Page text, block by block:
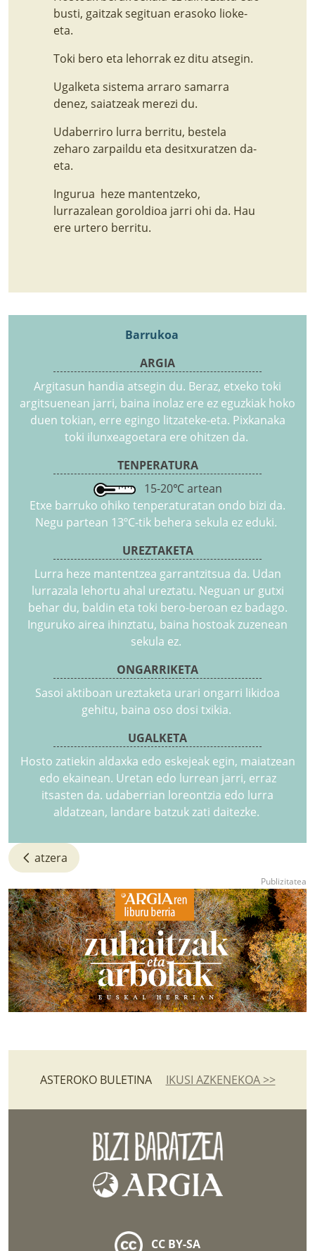
busti, gaitzak segituan erasoko lioke-
eta.
Toki bero eta lehorrak ez ditu atsegin.
Ugalketa sistema arraro samarra
denez, saiatzeak merezi du.
Udaberriro lurra berritu, bestela
zeharo zarpaildu eta desitxuratzen da-
eta.
Ingurua heze mantentzeko,
lurrazalean goroldioa jarri ohi da. Hau
ere urtero berritu.
Barrukoa
ARGIA
Argitasun handia atsegin du. Beraz, etxeko toki
argitsuenean jarri, baina inolaz ere ez eguzkiak hoko
duen tokian, erre egingo litzateke-eta. Pixkanaka
toki ilunxeagoetara ere ohitzen da.
TENPERATURA
15-20℃ artean
Etxe barruko ohiko tenperaturatan ondo bizi da.
Negu partean 13ºC-tik behera sekula ez eduki.
UREZTAKETA
Lurra heze mantentzea garrantzitsua da. Udan
lurrazala lehortu ahal ureztatu. Neguan ur gutxi
behar du, baldin eta toki bero-beroan ez badago.
Inguruko airea ihinztatu, baina hostoak zuzenean
sekula ez.
ONGARRIKETA
Sasoi aktiboan ureztaketa urari ongarri likidoa
gehitu, baina oso dosi txikia.
UGALKETA
Hosto zatiekin aldaxka edo eskejeak egin, maiatzean
edo ekainean. Uretan edo lurrean jarri, erraz
itsasten da. udaberrian loreontzia edo lurra
aldatzean, landare batzuk zati daitezke.
atzera
ASTEROKO BULETINA IKUSI AZKENEKOA >>
CC BY-SA